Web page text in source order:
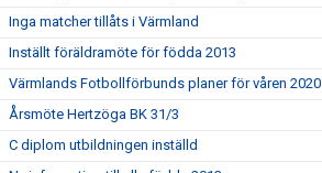
Inga matcher tillåts i Värmland
Inställt föräldramöte för födda 2013
Värmlands Fotbollförbunds planer för våren 2020
Årsmöte Hertzöga BK 31/3
C diplom utbildningen inställd